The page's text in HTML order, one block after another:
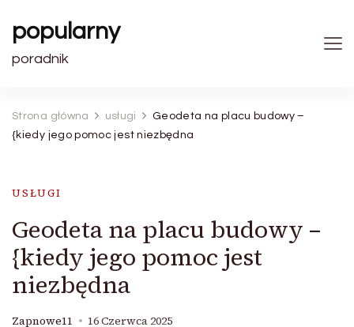
popularny
poradnik
Strona główna usługi
Geodeta na placu budowy –
{kiedy jego pomoc jest niezbędna
USŁUGI
Geodeta na placu budowy –
{kiedy jego pomoc jest
niezbędna
Zapnowe11 16 Czerwca 2025